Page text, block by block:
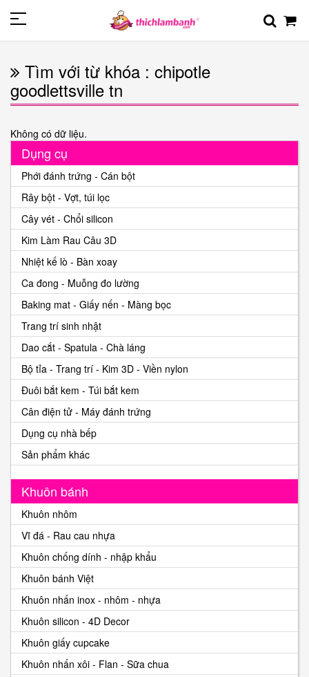
Tìm với từ khóa : chipotle
goodlettsville tn
Không có dữ liệu.
Dụng cụ
Phới đánh trứng - Cán bột
Rây bột - Vợt, túi lọc
Cây vét - Chổi silicon
Kim Làm Rau Câu 3D
Nhiệt kế lò - Bàn xoay
Ca đong - Muỗng đo lường
Baking mat - Giấy nến - Màng bọc
Trang trí sinh nhật
Dao cắt - Spatula - Chà láng
Bộ tỉa - Trang trí - Kim 3D - Viền nylon
Đuôi bắt kem - Túi bắt kem
Cân điện tử - Máy đánh trứng
Dụng cụ nhà bếp
Sản phẩm khác
Khuôn bánh
Khuôn nhôm
Vĩ đá - Rau cau nhựa
Khuôn chống dính - nhập khẩu
Khuôn bánh Việt
Khuôn nhấn inox - nhôm - nhựa
Khuôn silicon - 4D Decor
Khuôn giấy cupcake
Khuôn nhấn xôi - Flan - Sữa chua